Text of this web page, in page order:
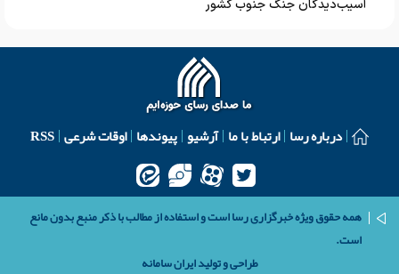
آسیب‌دیدگان جنگ جنوب کشور
درباره رسا ارتباط با ما آرشیو پیوندها اوقات شرعی RSS
همه حقوق ویژه خبرگزاری رسا است و استفاده از مطالب با ذکر منبع بدون مانع
است.
طراحی و تولیدایران سامانه